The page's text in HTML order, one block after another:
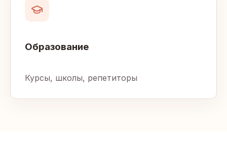
Образование
Курсы, школы, репетиторы